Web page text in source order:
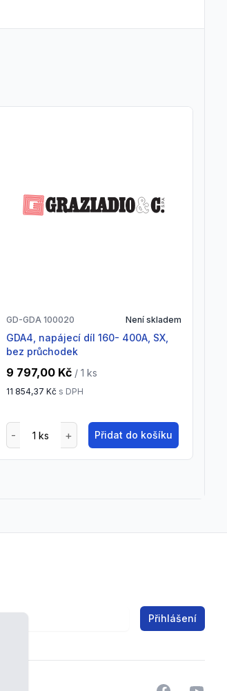
GD-GDA 100020 Není skladem
GDA4, napájecí díl 160- 400A, SX,
bez průchodek
9 797,00 Kč / 1 ks
11 854,37 Kč s DPH
Přidat do košíku
Přihlášení